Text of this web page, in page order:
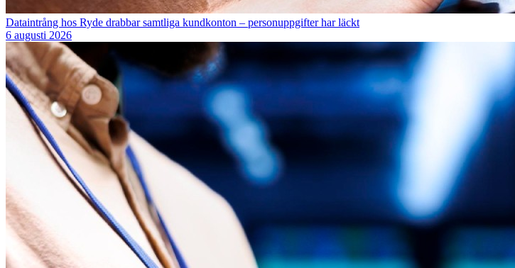
Dataintrång hos Ryde drabbar samtliga kundkonton – personuppgifter har läckt
6 augusti 2026